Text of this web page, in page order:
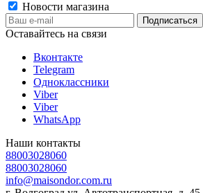
Новости магазина
Оставайтесь на связи
Вконтакте
Telegram
Одноклассники
Viber
Viber
WhatsApp
Наши контакты
88003028060
88003028060
info@maisondor.com.ru